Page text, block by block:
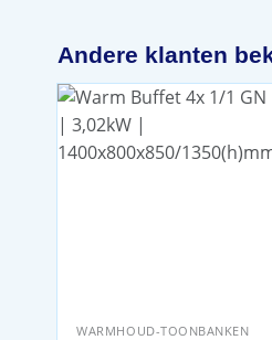
Andere klanten
WARMHOUD-TOONBANKEN